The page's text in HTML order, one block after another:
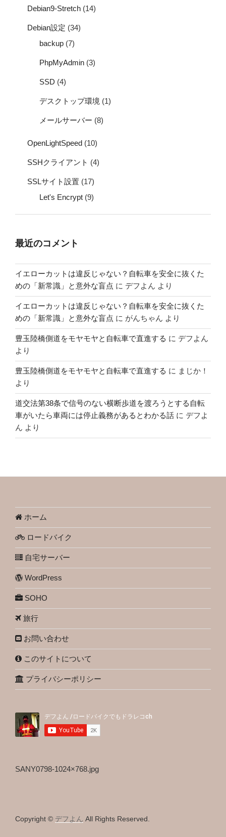
Debian9-Stretch (14)
Debian設定 (34)
backup (7)
PhpMyAdmin (3)
SSD (4)
デスクトップ環境 (1)
メールサーバー (8)
OpenLightSpeed (10)
SSHクライアント (4)
SSLサイト設置 (17)
Let's Encrypt (9)
最近のコメント
イエローカットは違反じゃない？自転車を安全に抜くた
めの「新常識」と意外な盲点 に デフよん より
イエローカットは違反じゃない？自転車を安全に抜くた
めの「新常識」と意外な盲点 に がんちゃん より
豊玉陸橋側道をモヤモヤと自転車で直進する に デフよん
より
豊玉陸橋側道をモヤモヤと自転車で直進する に まじか！
より
道交法第38条で信号のない横断歩道を渡ろうとする自転
車がいたら車両には停止義務があるとわかる話 に デフよ
ん より
ホーム
ロードバイク
自宅サーバー
WordPress
SOHO
旅行
お問い合わせ
このサイトについて
プライバシーポリシー
SANY0798-1024×768.jpg
Copyright © デフよん All Rights Reserved.